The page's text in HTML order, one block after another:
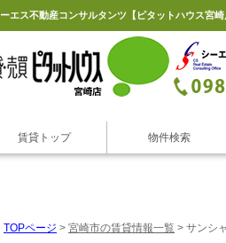
エス不動産コンサルタンツ【ピタットハウス宮崎
賃貸トップ 物件検索
TOPページ > 宮崎市の賃貸情報一覧 > サンシ